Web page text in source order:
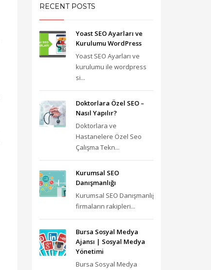
RECENT POSTS
Yoast SEO Ayarları ve
Kurulumu WordPress
Yoast SEO Ayarları ve
kurulumu ile wordpress
si...
Doktorlara Özel SEO –
Nasıl Yapılır?
Doktorlara ve
Hastanelere Özel Seo
Çalışma Tekn...
Kurumsal SEO
Danışmanlığı
Kurumsal SEO Danışmanlığı;
firmaların rakipleri...
Bursa Sosyal Medya
Ajansı‎ | Sosyal Medya
Yönetimi
Bursa Sosyal Medya